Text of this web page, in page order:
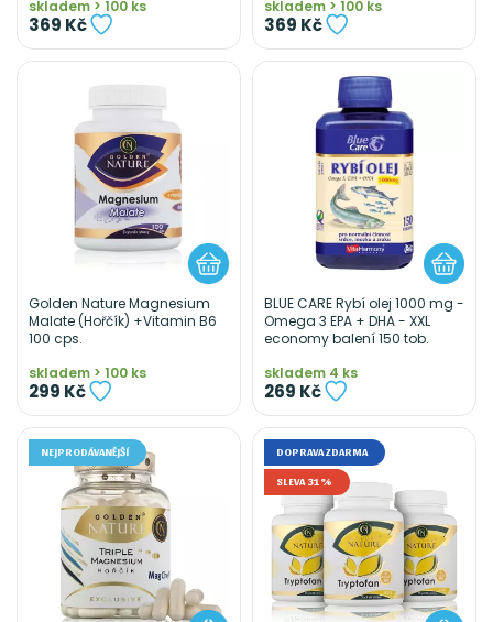
skladem > 100 ks
369 Kč
skladem > 100 ks
369 Kč
Golden Nature Magnesium
Malate (Hořčík) +Vitamin B6
100 cps.
skladem > 100 ks
299 Kč
BLUE CARE Rybí olej 1000 mg -
Omega 3 EPA + DHA - XXL
economy balení 150 tob.
skladem 4 ks
269 Kč
NEJPRODÁVANĚJŠÍ DOPRAVA ZDARMA
SLEVA 31%